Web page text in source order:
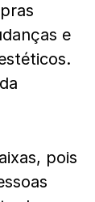
e
pois